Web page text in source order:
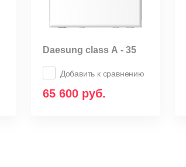
Daesung class А - 35
Добавить к сравнению
65 600руб.